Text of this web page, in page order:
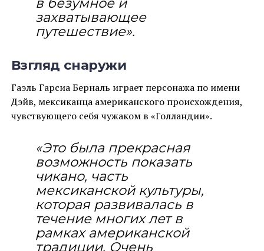
захватывающее
путешествие».
Взгляд снаружи
Гаэль Гарсиа Берналь играет персонажа по имени
Дэйв, мексиканца американского происхождения,
чувствующего себя чужаком в «Голландии».
«Это была прекрасная
возможность показать
чикано, часть
мексиканской культуры,
которая развивалась в
течение многих лет в
рамках американской
традиции. Очень